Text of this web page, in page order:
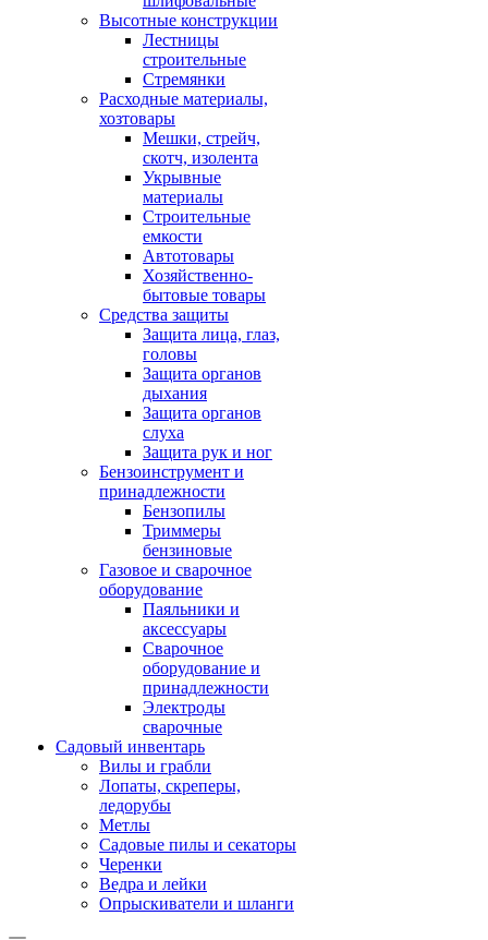
Высотные конструкции
Лестницы
строительные
Стремянки
Расходные материалы,
хозтовары
Мешки, стрейч,
скотч, изолента
Укрывные
материалы
Строительные
емкости
Автотовары
Хозяйственно-
бытовые товары
Средства защиты
Защита лица, глаз,
головы
Защита органов
дыхания
Защита органов
слуха
Защита рук и ног
Бензоинструмент и
принадлежности
Бензопилы
Триммеры
бензиновые
Газовое и сварочное
оборудование
Паяльники и
аксессуары
Сварочное
оборудование и
принадлежности
Электроды
сварочные
Садовый инвентарь
Вилы и грабли
Лопаты, скреперы,
ледорубы
Метлы
Садовые пилы и секаторы
Черенки
Ведра и лейки
Опрыскиватели и шланги